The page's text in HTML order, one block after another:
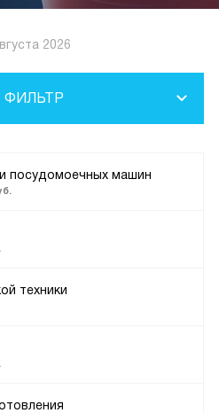
2026
посудомоечных машин
техники
ФИЛЬТР